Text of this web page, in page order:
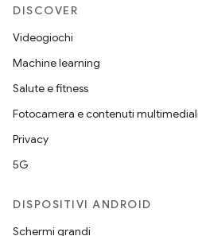
DISCOVER
Videogiochi
Machine learning
Salute e fitness
Fotocamera e contenuti multimediali
Privacy
5G
DISPOSITIVI ANDROID
Schermi grandi